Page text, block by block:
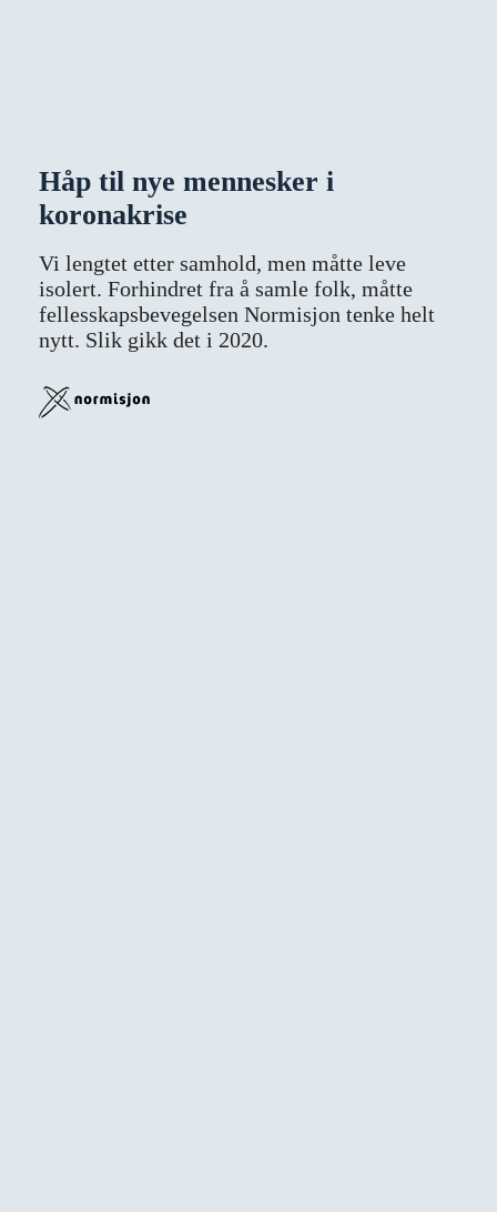
Håp til nye mennesker i
koronakrise
Vi lengtet etter samhold, men måtte leve
isolert. Forhindret fra å samle folk, måtte
fellesskapsbevegelsen Normisjon tenke helt
nytt. Slik gikk det i 2020.